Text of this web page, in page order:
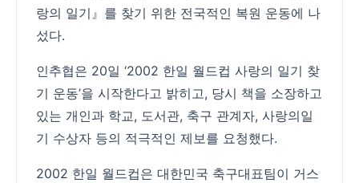
랑의 일기』를 찾기 위한 전국적인 복원 운동에 나
섰다.
인추협은 20일 ‘2002 한일 월드컵 사랑의 일기 찾
기 운동’을 시작한다고 밝히고, 당시 책을 소장하고
있는 개인과 학교, 도서관, 축구 관계자, 사랑의일
기 수상자 등의 적극적인 제보를 요청했다.
2002 한일 월드컵은 대한민국 축구대표팀이 거스